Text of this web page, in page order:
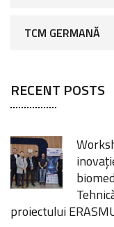
TCM GERMANĂ
RECENT POSTS
proiectului